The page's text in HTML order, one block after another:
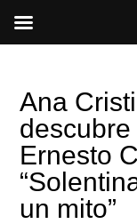
Ana
Ernesto
un mito”